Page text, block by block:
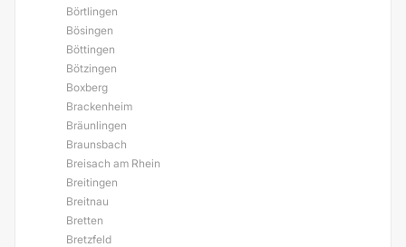
Börtlingen
Bösingen
Böttingen
Bötzingen
Boxberg
Brackenheim
Bräunlingen
Braunsbach
Breisach am Rhein
Breitingen
Breitnau
Bretten
Bretzfeld